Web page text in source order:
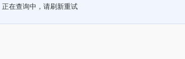
正在查询中，请刷新重试